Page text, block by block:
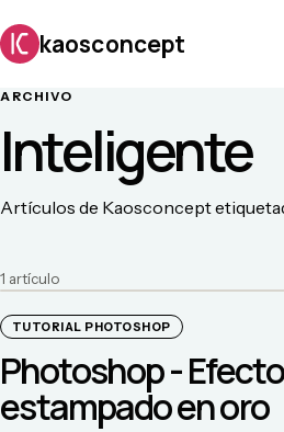
kaosconcept
ARCHIVO
Inteligente
Artículos de Kaosconcept
1 artículo
TUTORIAL PHOTOSHOP
Photoshop - Efecto
estampado en oro